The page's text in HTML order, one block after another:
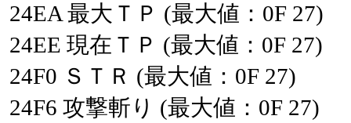
24EA 最大ＴＰ (最大値：0F 27)
24EE 現在ＴＰ (最大値：0F 27)
24F0 ＳＴＲ (最大値：0F 27)
24F6 攻撃斬り (最大値：0F 27)